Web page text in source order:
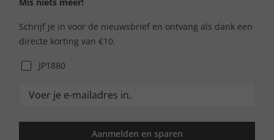
Schrijf je in voor de nieuwsbrief en ontvang als dank een
directe korting van €10.
JP1880
Aanmelden en sparen